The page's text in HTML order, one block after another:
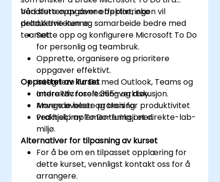
håndtere oppgaver effektivt, øke
produktiviteten og samarbeide bedre med
teamet.
Ved slutten av denne opplæringen vil
deltakerne kunne:
Sette opp og konfigurere Microsoft To Do
for personlig og teambruk.
Opprette, organisere og prioritere
oppgaver effektivt.
Integriere To Do med Outlook, Teams og
andre Microsoft 365-verktøy.
Anvende beste praksis for produktivitet
ved hjelp av To Do-funksjoner.
Oppsettet av kurset
Interaktiv forelesning og diskusjon.
Mange øvelser og trening.
Praktisk implementering i et direkte-lab-
miljø.
Alternativer for tilpasning av kurset
For å be om en tilpasset opplæring for
dette kurset, vennligst kontakt oss for å
arrangere.